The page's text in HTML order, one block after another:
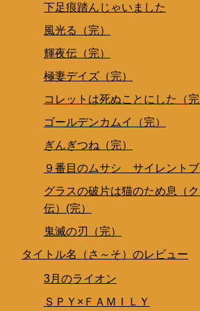
下足痕踏んじゃいました
風光る（完）
輝夜伝（完）
極妻デイズ（完）
コレットは死ぬことにした（完
ゴールデンカムイ（完）
ぎんぎつね（完）
９番目のムサシ サイレントブ
グラスの破片は猫のため息（
伝）(完）
鬼滅の刃（完）
タイトル名（さ～そ）のレビュー
3月のライオン
ＳＰＹ×ＦＡＭＩＬＹ